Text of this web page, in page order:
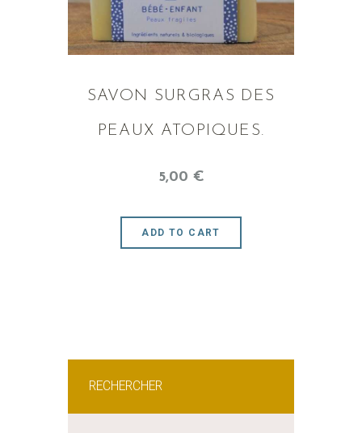
SAVON SURGRAS DES
PEAUX ATOPIQUES.
5,00 €
ADD TO CART
RECHERCHER